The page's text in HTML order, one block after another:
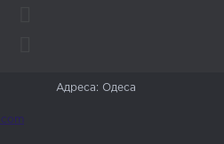
Адреса: Одеса